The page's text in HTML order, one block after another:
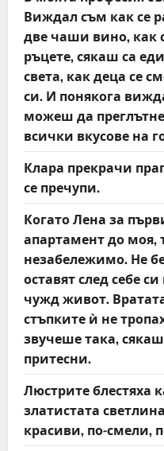
Виждал съм как се
две чаши вино, как
ръцете, сякаш са
света, как деца се
си. И понякога
можеш да
всички вкусове на
Клара прекрачи
се пречупи.
Когато Лена за
апартамент до моя,
незабележимо. Не
оставят след себе
чужд живот.
стъпките ѝ не
звучеше така,
притесни.
Люстрите блестяха
златистата
красиви, по-смели,